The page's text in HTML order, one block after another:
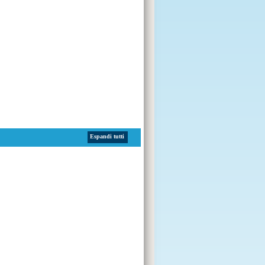
Espandi tutti